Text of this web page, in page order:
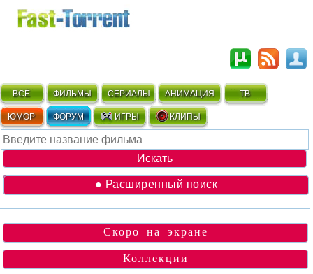
ВСЁ ФИЛЬМЫ СЕРИАЛЫ АНИМАЦИЯ ТВ
ЮМОР ФОРУМ ИГРЫ КЛИПЫ
● Расширенный поиск
Скоро на экране
Коллекции